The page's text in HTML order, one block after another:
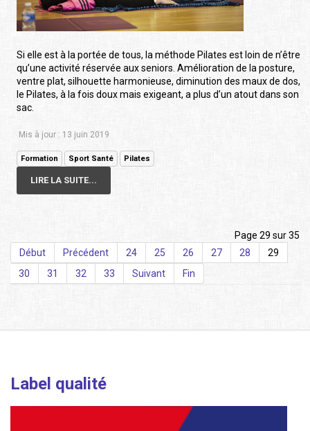
Si elle est à la portée de tous, la méthode Pilates est loin de n’être
qu’une activité réservée aux seniors. Amélioration de la posture,
ventre plat, silhouette harmonieuse, diminution des maux de dos,
le Pilates, à la fois doux mais exigeant, a plus d’un atout dans son
sac.
Mis à jour : 13 juin 2019
Formation Sport Santé Pilates
LIRE LA SUITE...
Page 29 sur 35
Début
Précédent 24 25 26 27 28
29
30
31 32 33 Suivant Fin
Label qualité